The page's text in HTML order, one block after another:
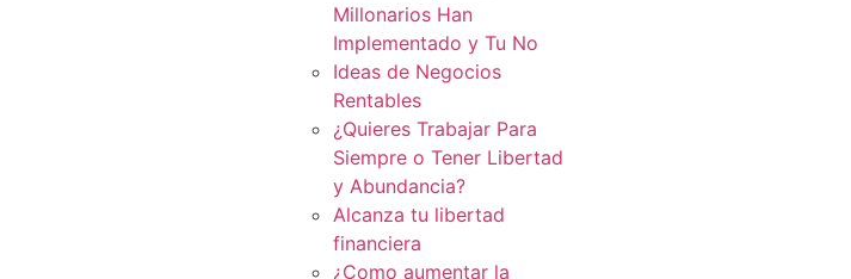
Millonarios Han
Implementado y Tu No
Ideas de Negocios
Rentables
¿Quieres Trabajar Para
Siempre o Tener Libertad
y Abundancia?
Alcanza tu libertad
financiera
¿Como aumentar la